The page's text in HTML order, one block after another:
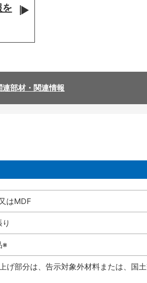
連部材・関連情報
はMDF
※
げ部分は、告示対象外材料または